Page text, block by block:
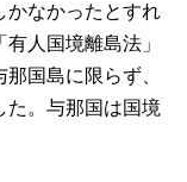
かなかったとすれ
人国境離島法」
国島に限らず、
た。与那国は国境